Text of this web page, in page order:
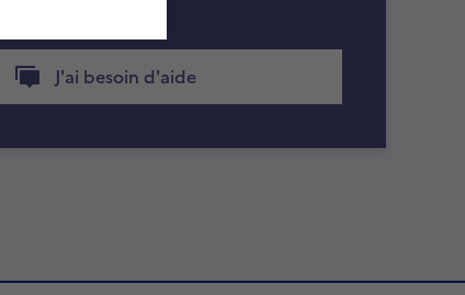
J'ai besoin d'aide